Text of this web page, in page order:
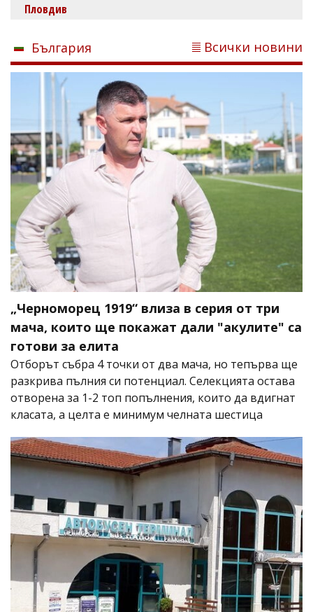
Пловдив
България Всички новини
„Черноморец 1919“ влиза в серия от три
мача, които ще покажат дали "акулите" са
готови за елита
Отборът събра 4 точки от два мача, но тепърва ще
разкрива пълния си потенциал. Селекцията остава
отворена за 1-2 топ попълнения, които да вдигнат
класата, а целта е минимум челната шестица